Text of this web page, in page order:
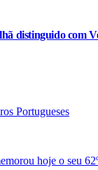
distinguido com
hoje o seu